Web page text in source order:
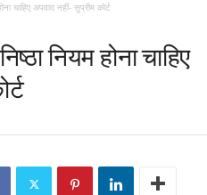
चाहिए अपवाद नहीं- सुप्रीम कोर्ट
नियम होना चाहिए